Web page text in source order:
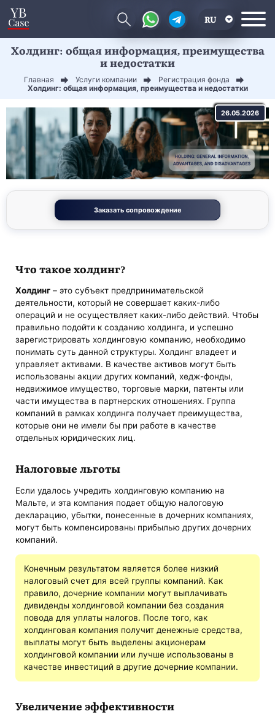
RU
EN
Холдинг: общая информация, преимущества
и недостатки
Главная Услуги компании
Регистрация фонда
Холдинг: общая информация, преимущества и недостатки
26.05.2026
Заказать сопровождение
Что такое холдинг?
Холдинг – это субъект предпринимательской
деятельности, который не совершает каких-либо
операций и не осуществляет каких-либо действий. Чтобы
правильно подойти к созданию холдинга, и успешно
зарегистрировать холдинговую компанию, необходимо
понимать суть данной структуры. Холдинг владеет и
управляет активами. В качестве активов могут быть
использованы акции других компаний, хедж-фонды,
недвижимое имущество, торговые марки, патенты или
части имущества в партнерских отношениях. Группа
компаний в рамках холдинга получает преимущества,
которые они не имели бы при работе в качестве
отдельных юридических лиц.
Налоговые льготы
Если удалось учредить холдинговую компанию на
Мальте, и эта компания подает общую налоговую
декларацию, убытки, понесенные в дочерних компаниях,
могут быть компенсированы прибылью других дочерних
компаний.
Конечным результатом является более низкий
налоговый счет для всей группы компаний. Как
правило, дочерние компании могут выплачивать
дивиденды холдинговой компании без создания
повода для уплаты налогов. После того, как
холдинговая компания получит денежные средства,
выплаты могут быть выделены акционерам
холдинговой компании или лучше использованы в
качестве инвестиций в другие дочерние компании.
Увеличение эффективности